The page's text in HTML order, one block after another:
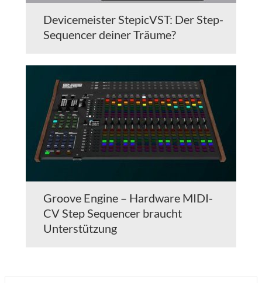
Devicemeister StepicVST: Der Step-
Sequencer deiner Träume?
Groove Engine – Hardware MIDI-
CV Step Sequencer braucht
Unterstützung